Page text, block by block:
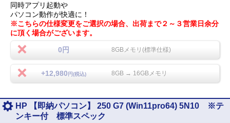
同時アプリ起動や
パソコン動作が快適に！
※こちらの仕様変更をご選択の場合、出荷まで２～３営業日余分
に頂く場合がございます。
0円 8GBメモリ(標準仕様)
+12,980 円(税込) 8GB → 16GBメモリ
HP 【即納パソコン】 250 G7 (Win11pro64) 5N10 ※テ
ンキー付 標準スペック